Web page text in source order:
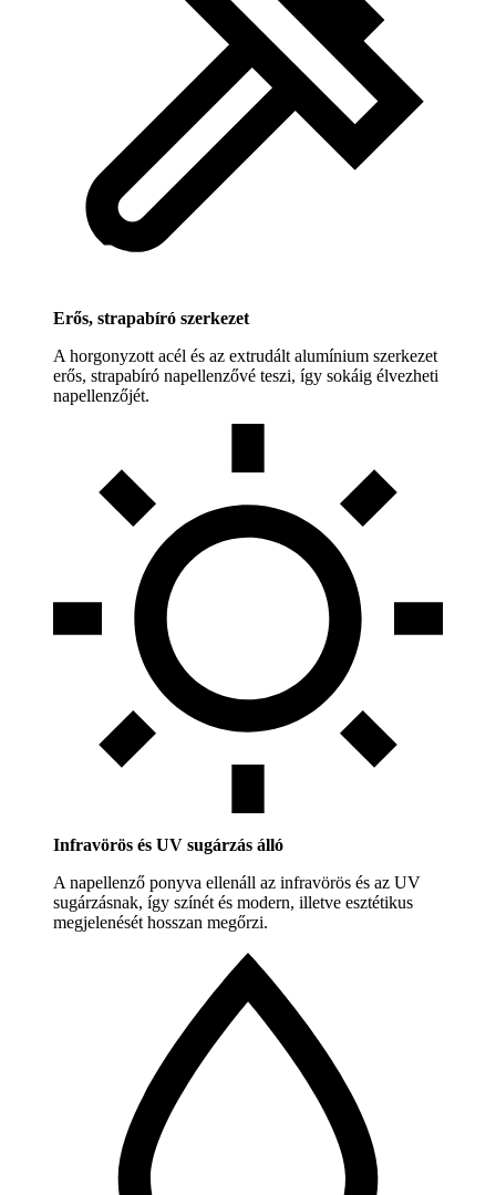
Erős, strapabíró szerkezet
A horgonyzott acél és az extrudált alumínium szerkezet
erős, strapabíró napellenzővé teszi, így sokáig élvezheti
napellenzőjét.
Infravörös és UV sugárzás álló
A napellenző ponyva ellenáll az infravörös és az UV
sugárzásnak, így színét és modern, illetve esztétikus
megjelenését hosszan megőrzi.